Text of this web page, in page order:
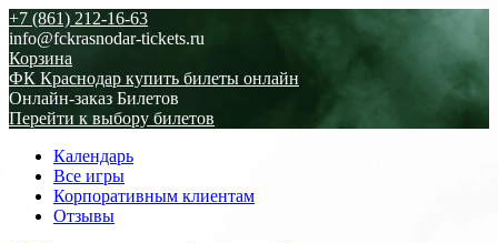
+7 (861) 212-16-63
info@fckrasnodar-tickets.ru
Корзина
ФК Краснодар купить билеты онлайн
Онлайн-заказ Билетов
Перейти к выбору билетов
Календарь
Все игры
Корпоративным клиентам
Отзывы